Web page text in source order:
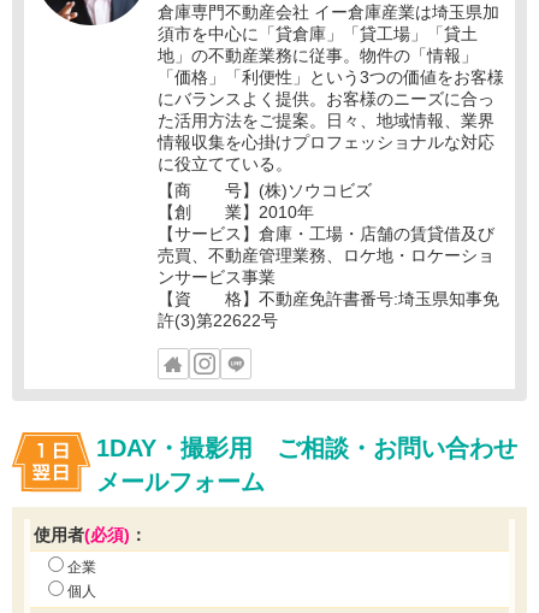
倉庫専門不動産会社 イー倉庫産業は埼玉県加
須市を中心に「貸倉庫」「貸工場」「貸土
地」の不動産業務に従事。物件の「情報」
「価格」「利便性」という3つの価値をお客様
にバランスよく提供。お客様のニーズに合っ
た活用方法をご提案。日々、地域情報、業界
情報収集を心掛けプロフェッショナルな対応
に役立てている。
【商 号】(株)ソウコビズ
【創 業】2010年
【サービス】倉庫・工場・店舗の賃貸借及び
売買、不動産管理業務、ロケ地・ロケーショ
ンサービス事業
【資 格】不動産免許書番号:埼玉県知事免
許(3)第22622号
1DAY・撮影用 ご相談・お問い合わせ
メールフォーム
使用者(必須) ：
企業
個人